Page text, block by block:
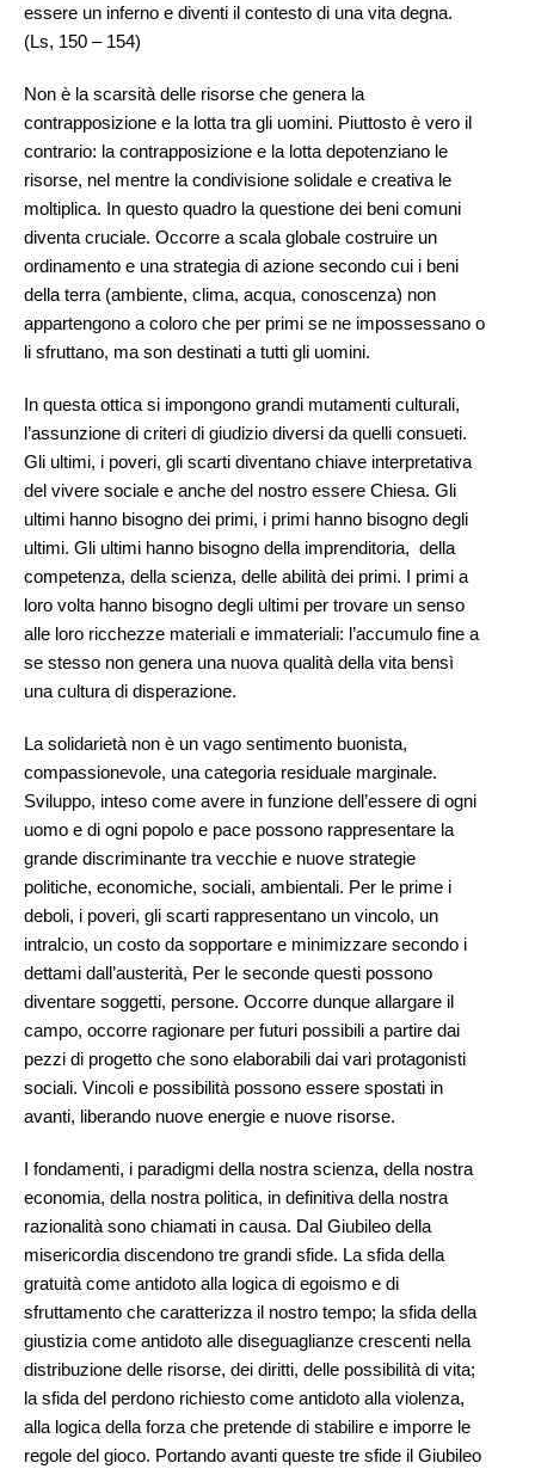
essere un inferno e diventi il contesto di una vita degna.
(Ls, 150 – 154)
Non è la scarsità delle risorse che genera la
contrapposizione e la lotta tra gli uomini. Piuttosto è vero il
contrario: la contrapposizione e la lotta depotenziano le
risorse, nel mentre la condivisione solidale e creativa le
moltiplica. In questo quadro la questione dei beni comuni
diventa cruciale. Occorre a scala globale costruire un
ordinamento e una strategia di azione secondo cui i beni
della terra (ambiente, clima, acqua, conoscenza) non
appartengono a coloro che per primi se ne impossessano o
li sfruttano, ma son destinati a tutti gli uomini.
In questa ottica si impongono grandi mutamenti culturali,
l’assunzione di criteri di giudizio diversi da quelli consueti.
Gli ultimi, i poveri, gli scarti diventano chiave interpretativa
del vivere sociale e anche del nostro essere Chiesa. Gli
ultimi hanno bisogno dei primi, i primi hanno bisogno degli
ultimi. Gli ultimi hanno bisogno della imprenditoria, della
competenza, della scienza, delle abilità dei primi. I primi a
loro volta hanno bisogno degli ultimi per trovare un senso
alle loro ricchezze materiali e immateriali: l’accumulo fine a
se stesso non genera una nuova qualità della vita bensì
una cultura di disperazione.
La solidarietà non è un vago sentimento buonista,
compassionevole, una categoria residuale marginale.
Sviluppo, inteso come avere in funzione dell’essere di ogni
uomo e di ogni popolo e pace possono rappresentare la
grande discriminante tra vecchie e nuove strategie
politiche, economiche, sociali, ambientali. Per le prime i
deboli, i poveri, gli scarti rappresentano un vincolo, un
intralcio, un costo da sopportare e minimizzare secondo i
dettami dall’austerità, Per le seconde questi possono
diventare soggetti, persone. Occorre dunque allargare il
campo, occorre ragionare per futuri possibili a partire dai
pezzi di progetto che sono elaborabili dai vari protagonisti
sociali. Vincoli e possibilità possono essere spostati in
avanti, liberando nuove energie e nuove risorse.
I fondamenti, i paradigmi della nostra scienza, della nostra
economia, della nostra politica, in definitiva della nostra
razionalità sono chiamati in causa. Dal Giubileo della
misericordia discendono tre grandi sfide. La sfida della
gratuità come antidoto alla logica di egoismo e di
sfruttamento che caratterizza il nostro tempo; la sfida della
giustizia come antidoto alle diseguaglianze crescenti nella
distribuzione delle risorse, dei diritti, delle possibilità di vita;
la sfida del perdono richiesto come antidoto alla violenza,
alla logica della forza che pretende di stabilire e imporre le
regole del gioco. Portando avanti queste tre sfide il Giubileo